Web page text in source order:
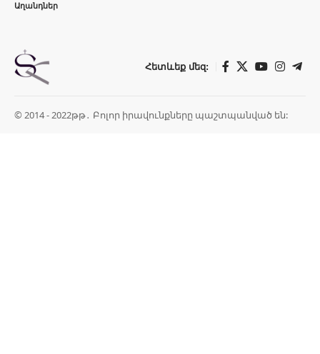
Աղանդներ
Հետևեք մեզ:
© 2014 - 2022թթ․ Բոլոր իրավունքները պաշտպանված են: